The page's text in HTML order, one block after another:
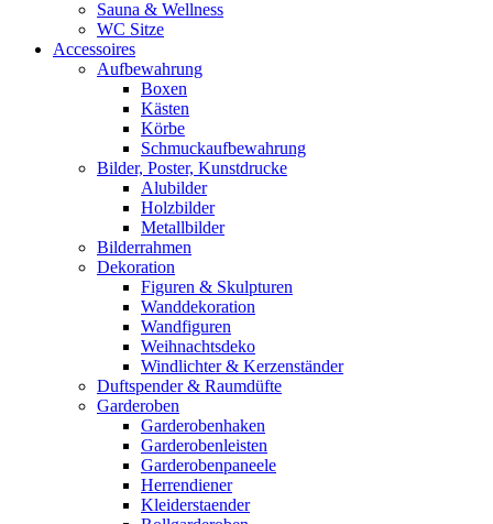
Sauna & Wellness
WC Sitze
Accessoires
Aufbewahrung
Boxen
Kästen
Körbe
Schmuckaufbewahrung
Bilder, Poster, Kunstdrucke
Alubilder
Holzbilder
Metallbilder
Bilderrahmen
Dekoration
Figuren & Skulpturen
Wanddekoration
Wandfiguren
Weihnachtsdeko
Windlichter & Kerzenständer
Duftspender & Raumdüfte
Garderoben
Garderobenhaken
Garderobenleisten
Garderobenpaneele
Herrendiener
Kleiderstaender